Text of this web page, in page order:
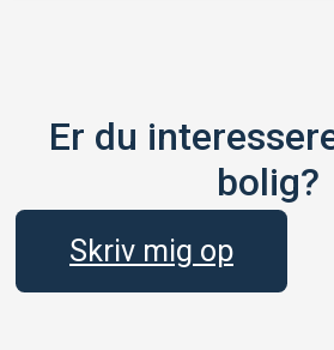
Er du
bolig?
Skriv mig op